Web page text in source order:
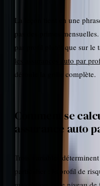
La leçon tient en une
pas des primes
par profil plutôt que sur le
les assurances auto par
déroule la grille complète.
Comment se
assurance auto
Trois variables
particulier : le profil de